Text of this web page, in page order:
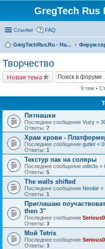
GregTech
Ссылки FAQ
GregTechRus.Ru - На главную
Творчество
Новая тема
9 тем •
Пятнашки
Последнее сообщение Vuzy «
Ответы: 7
Храм крови -
Последнее сообщение gutier «
Ответы: 1
Текстур пак на соляры
Последнее сообщение odin3s «
Ответы: 5
The walls shifted
Последнее сообщение Nesilar «
Ответы: 1
Приглашаю
then 3"
Последнее сообщение
Ответы: 3
Мой Tetris
Последнее сообщение
Ответы: 3